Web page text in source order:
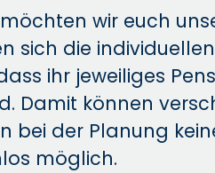
wir euch
sich die
ihr jeweiliges
Damit können
bei der Planung
möglich.